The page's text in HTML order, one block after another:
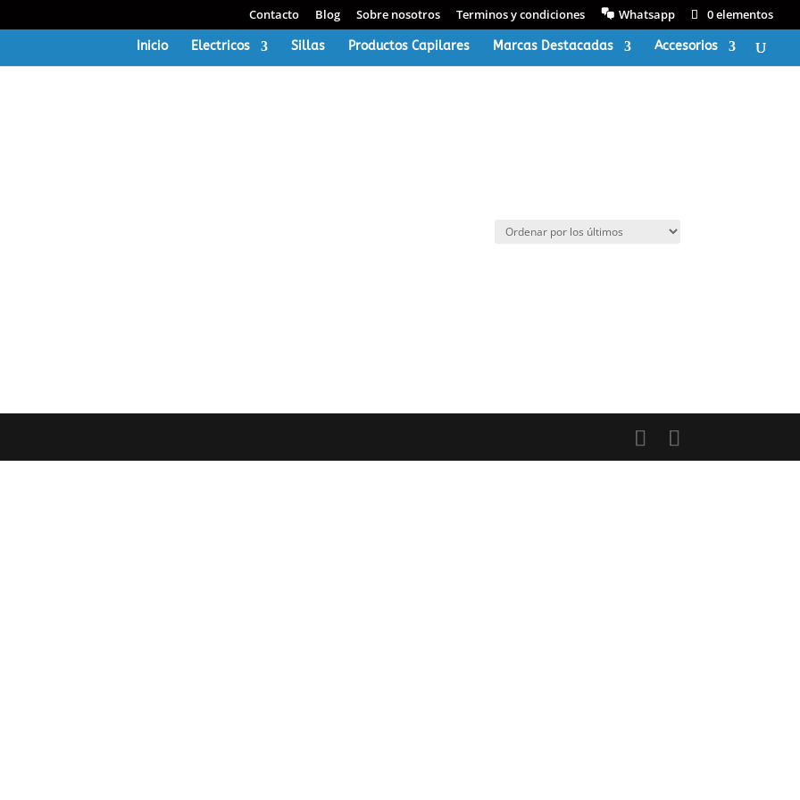
Contacto Blog Sobre nosotros Terminos y condiciones Whatsapp 0 elementos
Inicio Electricos Sillas Productos Capilares Marcas Destacadas Accesorios